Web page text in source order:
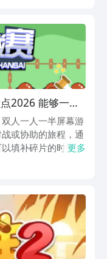
2026 能够一人
人一人一半屏幕游
或协助的旅程，通
填补碎片的时光，
近彼此之间的感
更多